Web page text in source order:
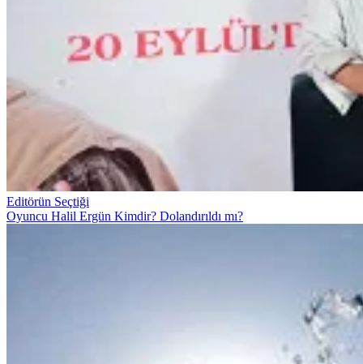
Editörün Seçtiği
Oyuncu Halil Ergün Kimdir? Dolandırıldı mı?